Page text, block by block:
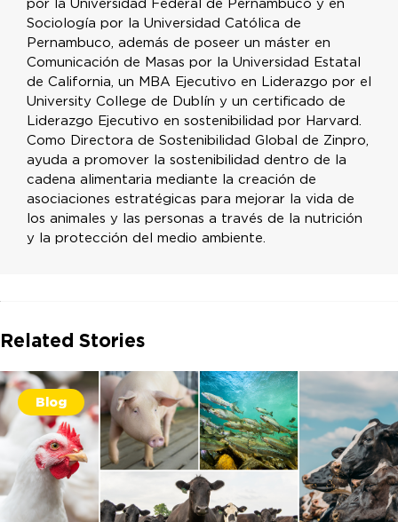
por la Universidad Federal de Pernambuco y en
Sociología por la Universidad Católica de
Pernambuco, además de poseer un máster en
Comunicación de Masas por la Universidad Estatal
de California, un MBA Ejecutivo en Liderazgo por el
University College de Dublín y un certificado de
Liderazgo Ejecutivo en sostenibilidad por Harvard.
Como Directora de Sostenibilidad Global de Zinpro,
ayuda a promover la sostenibilidad dentro de la
cadena alimentaria mediante la creación de
asociaciones estratégicas para mejorar la vida de
los animales y las personas a través de la nutrición
y la protección del medio ambiente.
Related Stories
Blog